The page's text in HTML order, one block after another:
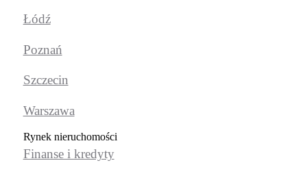
Łódź
Poznań
Szczecin
Warszawa
Rynek nieruchomości
Finanse i kredyty